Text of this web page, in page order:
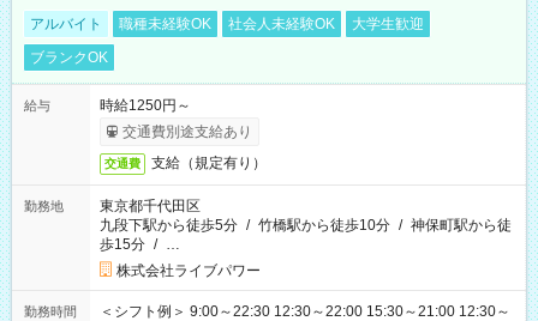
アルバイト 職種未経験OK 社会人未経験OK
大学生歓迎
ブランクOK
給与
時給1250円～
交通費別途支給あり
交通費 支給（規定有り）
勤務地
東京都千代田区
九段下駅から徒歩5分 / 竹橋駅から徒歩10分 / 神保町駅から徒
歩15分 / …
株式会社ライブパワー
勤務時間
＜シフト例＞ 9:00～22:30 12:30～22:00 15:30～21:00 12:30～